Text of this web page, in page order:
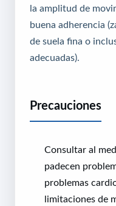
la amplitud de
buena adherencia
de suela fina o
adecuadas).
Precauciones
Consultar al
padecen
problemas
limitaciones de